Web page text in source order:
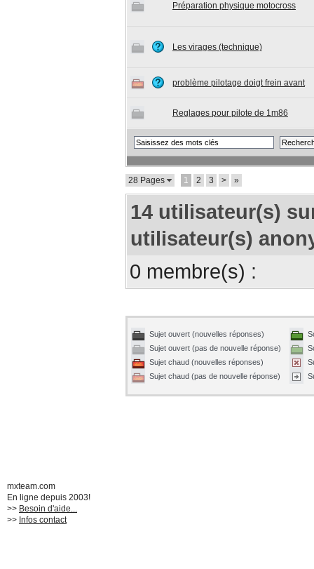
Préparation physique motocross
Les virages (technique)
problème pilotage doigt frein avant
Reglages pour pilote de 1m86
28 Pages 1 2 3 > »
14 utilisateur(s)
utilisateur(s)
0 membre(s) :
Sujet ouvert (nouvelles réponses)
Sujet ouvert (pas de nouvelle réponse)
Sujet chaud (nouvelles réponses)
Sujet chaud (pas de nouvelle réponse)
mxteam.com
En ligne depuis 2003!
>> Besoin d'aide...
>> Infos contact